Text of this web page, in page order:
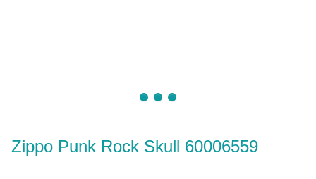
Zippo Punk Rock Skull 60006559